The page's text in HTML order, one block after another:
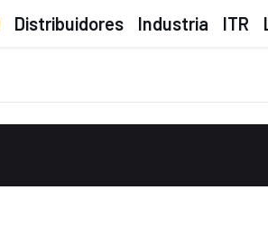
Distribuidores Industria ITR